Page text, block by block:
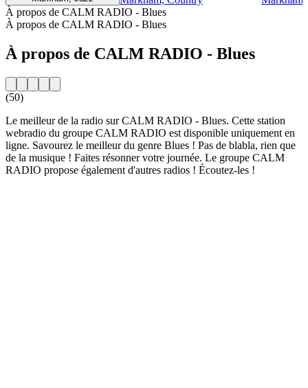
À propos de CALM RADIO - Blues
À propos de CALM RADIO - Blues
À propos de CALM RADIO - Blues
(50)
Le meilleur de la radio sur CALM RADIO - Blues. Cette station
webradio du groupe CALM RADIO est disponible uniquement en
ligne. Savourez le meilleur du genre Blues ! Pas de blabla, rien que
de la musique ! Faites résonner votre journée. Le groupe CALM
RADIO propose également d'autres radios ! Écoutez-les !